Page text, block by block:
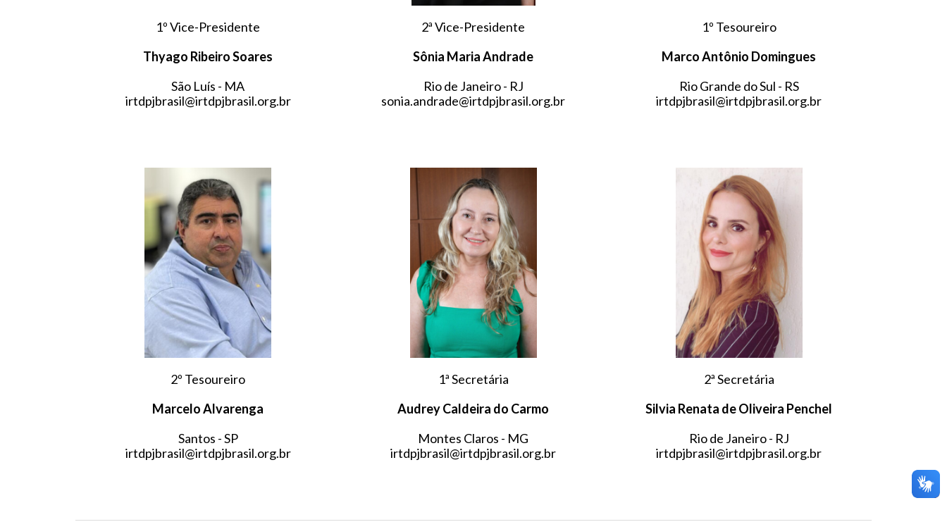
1º Vice-Presidente
Thyago Ribeiro Soares
São Luís - MA
irtdpjbrasil@irtdpjbrasil.org.br
2ª Vice-Presidente
Sônia Maria Andrade
Rio de Janeiro - RJ
sonia.andrade@irtdpjbrasil.org.br
1º Tesoureiro
Marco Antônio Domingues
Rio Grande do Sul - RS
irtdpjbrasil@irtdpjbrasil.org.br
2º Tesoureiro
Marcelo Alvarenga
Santos - SP
irtdpjbrasil@irtdpjbrasil.org.br
1ª Secretária
Audrey Caldeira do Carmo
Montes Claros - MG
irtdpjbrasil@irtdpjbrasil.org.br
2ª Secretária
Silvia Renata de Oliveira Penchel
Rio de Janeiro - RJ
irtdpjbrasil@irtdpjbrasil.org.br